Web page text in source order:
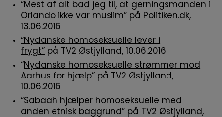
“Mest af alt bad jeg til, at gerningsmanden i
Orlando ikke var muslim” på Politiken.dk,
13.06.2016
“Nydanske homoseksuelle lever i
frygt” på TV2 Østjylland, 10.06.2016
“Nydanske homoseksuelle strømmer mod
Aarhus for hjælp” på TV2 Østjylland,
10.06.2016
“Sabaah hjælper homoseksuelle med
anden etnisk baggrund” på TV2 Østjylland,